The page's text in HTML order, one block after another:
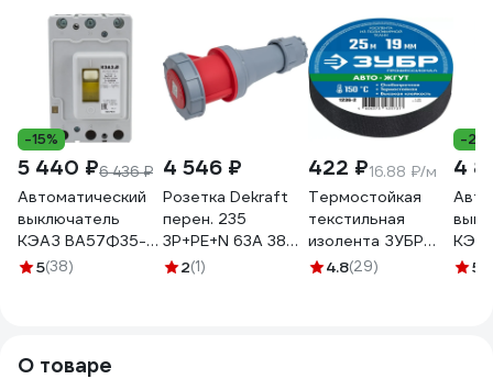
-15%
5 440 ₽6 436 ₽
Автоматический
выключатель
КЭАЗ ВА57Ф35-
340010-
5(38)
4 546 ₽
Розетка Dekraft
перен. 235
3Р+РЕ+N 63А 380В
IP67 РП-103
2(1)
422 ₽16.88 ₽/м
Термостойкая
текстильная
изолента ЗУБР
Авто-Жгут 19 мм х
4.8(29)
-
4
5
О товаре